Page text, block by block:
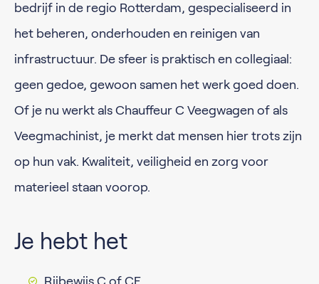
bedrijf in de regio Rotterdam, gespecialiseerd in
het beheren, onderhouden en reinigen van
infrastructuur. De sfeer is praktisch en collegiaal:
geen gedoe, gewoon samen het werk goed doen.
Of je nu werkt als Chauffeur C Veegwagen of als
Veegmachinist, je merkt dat mensen hier trots zijn
op hun vak. Kwaliteit, veiligheid en zorg voor
materieel staan voorop.
Je hebt het
Rijbewijs C of CE